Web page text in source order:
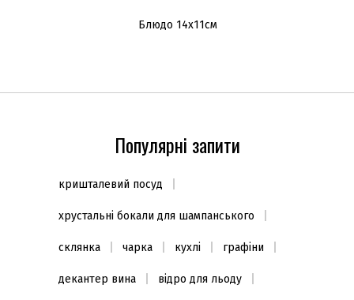
Блюдо 14х11см
Популярні запити
кришталевий посуд
хрустальні бокали для шампанського
склянка чарка кухлі графіни
декантер вина відро для льоду